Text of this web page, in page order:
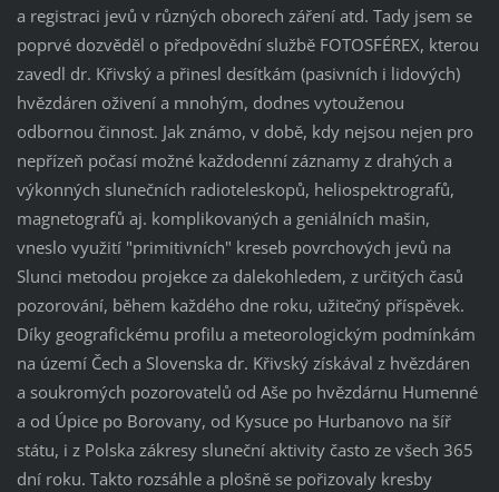
a registraci jevů v různých oborech záření atd. Tady jsem se
poprvé dozvěděl o předpovědní službě FOTOSFÉREX, kterou
zavedl dr. Křivský a přinesl desítkám (pasivních i lidových)
hvězdáren oživení a mnohým, dodnes vytouženou
odbornou činnost. Jak známo, v době, kdy nejsou nejen pro
nepřízeň počasí možné každodenní záznamy z drahých a
výkonných slunečních radioteleskopů, heliospektrografů,
magnetografů aj. komplikovaných a geniálních mašin,
vneslo využití "primitivních" kreseb povrchových jevů na
Slunci metodou projekce za dalekohledem, z určitých časů
pozorování, během každého dne roku, užitečný příspěvek.
Díky geografickému profilu a meteorologickým podmínkám
na území Čech a Slovenska dr. Křivský získával z hvězdáren
a soukromých pozorovatelů od Aše po hvězdárnu Humenné
a od Úpice po Borovany, od Kysuce po Hurbanovo na šíř
státu, i z Polska zákresy sluneční aktivity často ze všech 365
dní roku. Takto rozsáhle a plošně se pořizovaly kresby